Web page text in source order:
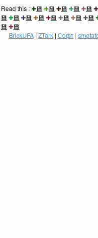
Read this :✚💾 ✚💾 ✚💾 ✚💾 ✚💾 ✚
💾 ✚💾 ✚💾 ✚💾 ✚💾 ✚💾 ✚💾 ✚💾
💾 ✚💾
BrickUFA| ZTark| Софт|